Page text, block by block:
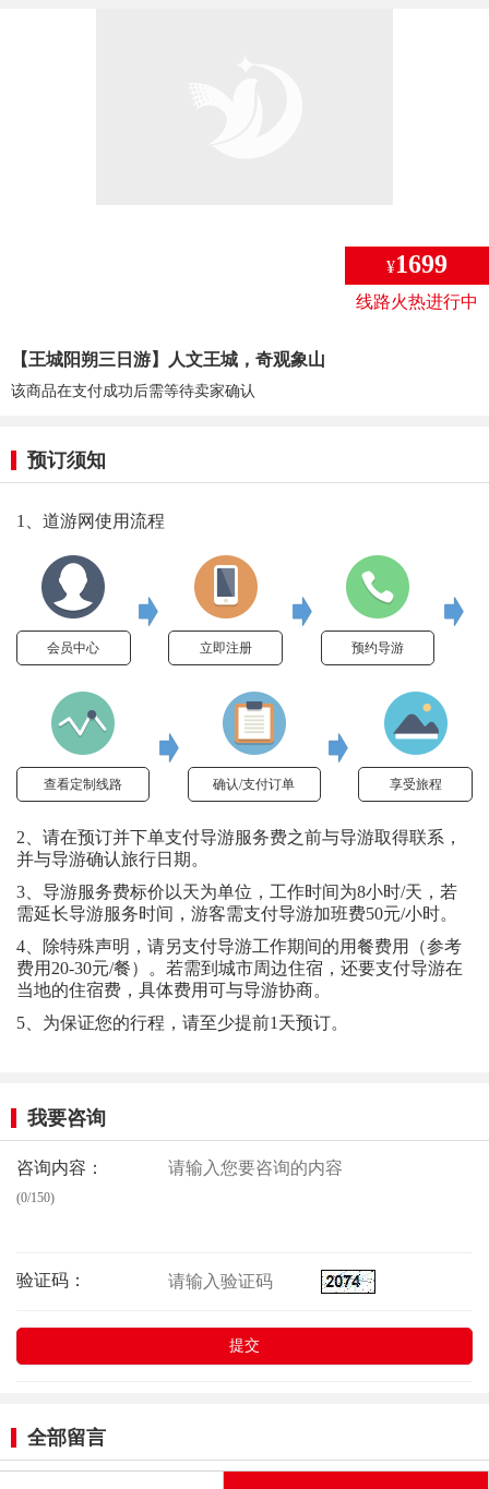
¥1699
线路火热进行中
【王城阳朔三日游】人文王城，奇观象山
该商品在支付成功后需等待卖家确认
预订须知
1、道游网使用流程
会员中心 立即注册 预约导游
查看定制线路 确认/支付订单 享受旅程
2、请在预订并下单支付导游服务费之前与导游取得联系，
并与导游确认旅行日期。
3、导游服务费标价以天为单位，工作时间为8小时/天，若
需延长导游服务时间，游客需支付导游加班费50元/小时。
4、除特殊声明，请另支付导游工作期间的用餐费用（参考
费用20-30元/餐）。若需到城市周边住宿，还要支付导游在
当地的住宿费，具体费用可与导游协商。
5、为保证您的行程，请至少提前1天预订。
我要咨询
咨询内容：
(0/150)
验证码：
全部留言